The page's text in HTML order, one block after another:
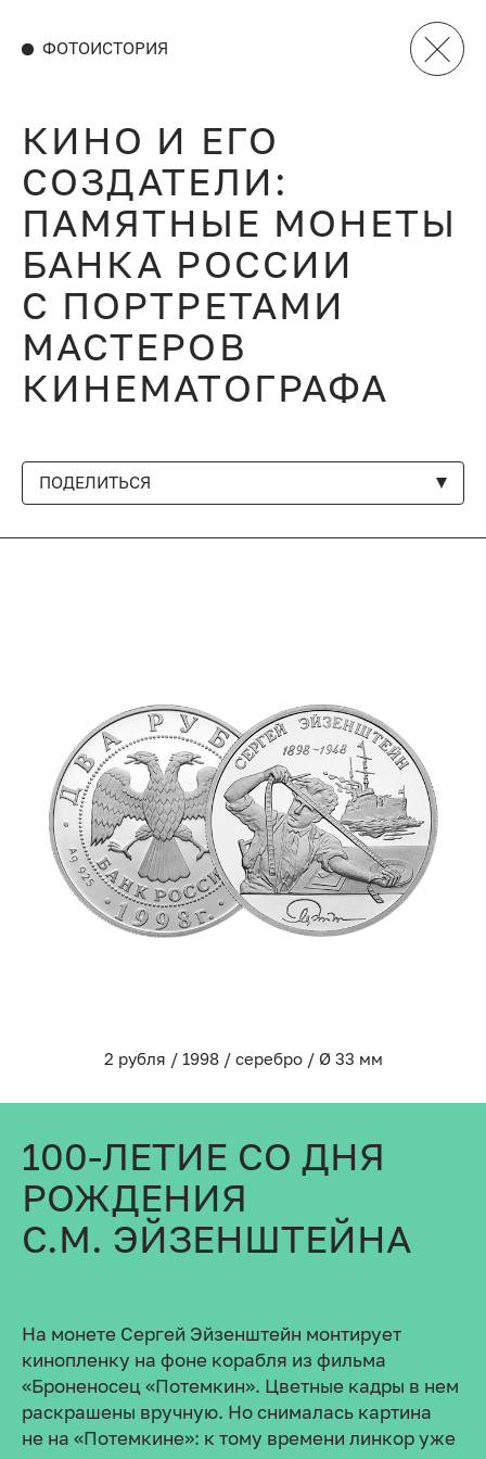
ФОТОИСТОРИЯ
КИНО И ЕГО
СОЗДАТЕЛИ:
ПАМЯТНЫЕ МОНЕТЫ
БАНКА РОССИИ
С ПОРТРЕТАМИ
МАСТЕРОВ
КИНЕМАТОГРАФА
ПОДЕЛИТЬСЯ
2 рубля / 1998 / серебро / Ø 33 мм
100-ЛЕТИЕ СО ДНЯ
РОЖДЕНИЯ
С.М. ЭЙЗЕНШТЕЙНА
На монете Сергей Эйзенштейн монтирует
кинопленку на фоне корабля из фильма
«Броненосец «Потемкин». Цветные кадры в нем
раскрашены вручную. Но снималась картина
не на «Потемкине»: к тому времени линкор уже